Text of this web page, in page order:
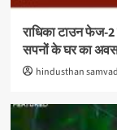
राधिका टाउन फेज-
सपनों के घर का
hindusthan samvad